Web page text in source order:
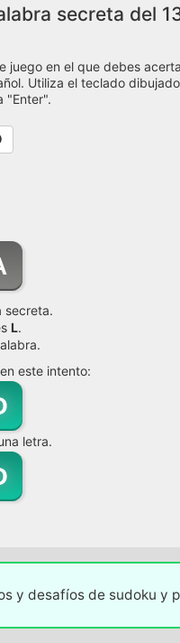
secreta del
juego en el que debes
Utiliza el teclado
"Enter".
secreta.
L.
este intento:
letra.
y desafíos de sudoku y